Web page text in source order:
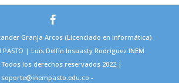
Granja Arcos (Licenciado en informática)
PASTO | Luis Delfín Insuasty Rodríguez INEM
Todos los derechos reservados 2022 |
soporte@inempasto.edu.co -